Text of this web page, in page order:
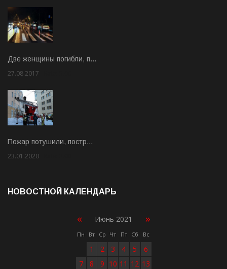
Две женщины погибли, п…
27.08.2017
Пожар потушили, постр…
23.01.2020
НОВОСТНОЙ КАЛЕНДАРЬ
« Июнь 2021 »
Пн Вт Ср Чт Пт Сб Вс
1 2 3 4 5
6
7
8 9 10 11 12 13